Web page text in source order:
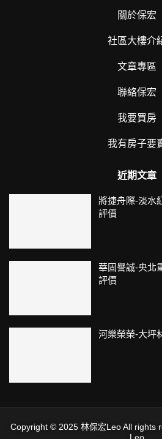
關於保宏
社區大樓介
文章專區
聯絡保宏
我要買房
我有房子要
近期文章
將捷舟際-淡水
評價
華固譽誠-央北
評價
河樂榮榮-大坪
Copyright © 2025 林保宏Leo All rights
Leo